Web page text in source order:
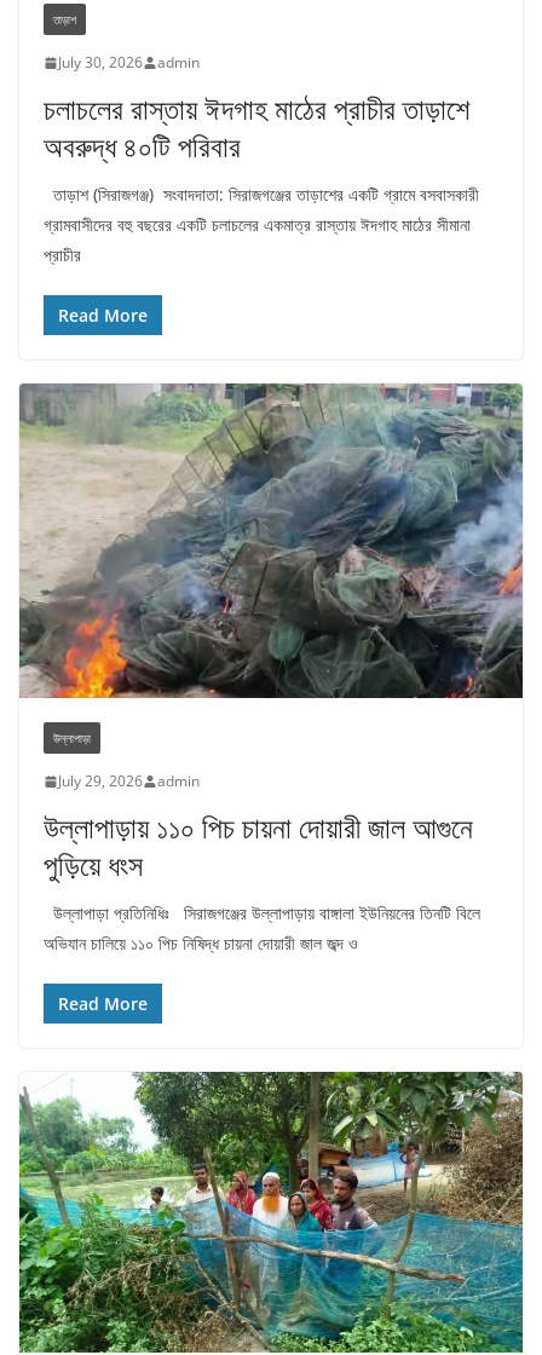
তাড়াশ
July 30, 2026 admin
চলাচলের রাস্তায় ঈদগাহ মাঠের প্রাচীর তাড়াশে
অবরুদ্ধ ৪০টি পরিবার
তাড়াশ (সিরাজগঞ্জ) সংবাদদাতা: সিরাজগঞ্জের তাড়াশের একটি গ্রামে বসবাসকারী
গ্রামবাসীদের বহু বছরের একটি চলাচলের একমাত্র রাস্তায় ঈদগাহ মাঠের সীমানা
প্রাচীর
Read More
উল্লাপাড়া
July 29, 2026 admin
উল্লাপাড়ায় ১১০ পিচ চায়না দোয়ারী জাল আগুনে
পুড়িয়ে ধংস
উল্লাপাড়া প্রতিনিধিঃ সিরাজগঞ্জের উল্লাপাড়ায় বাঙ্গালা ইউনিয়নের তিনটি বিলে
অভিযান চালিয়ে ১১০ পিচ নিষিদ্ধ চায়না দোয়ারী জাল জব্দ ও
Read More